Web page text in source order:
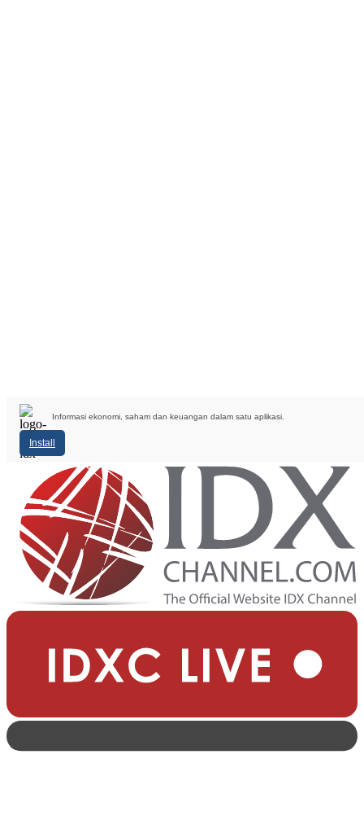
Informasi ekonomi, saham dan keuangan dalam satu aplikasi.
Install